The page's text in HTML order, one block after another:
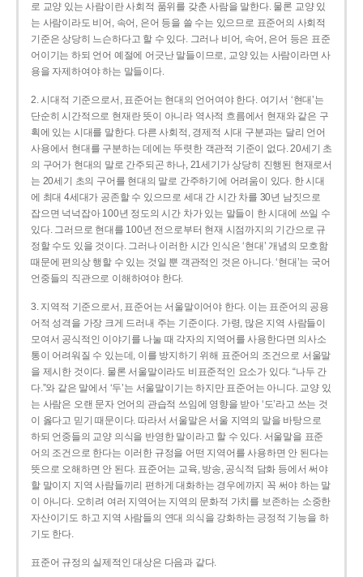
로 교양 있는 사람이란 사회적 품위를 갖춘 사람을 말한다. 물론 교양 있
는 사람이라도 비어, 속어, 은어 등을 쓸 수는 있으므로 표준어의 사회적
기준은 상당히 느슨하다고 할 수 있다. 그러나 비어, 속어, 은어 등은 표준
어이기는 하되 언어 예절에 어긋난 말들이므로, 교양 있는 사람이라면 사
용을 자제하여야 하는 말들이다.
2. 시대적 기준으로서, 표준어는 현대의 언어여야 한다. 여기서 ‘현대’는
단순히 시간적으로 현재란 뜻이 아니라 역사적 흐름에서 현재와 같은 구
획에 있는 시대를 말한다. 다른 사회적, 경제적 시대 구분과는 달리 언어
사용에서 현대를 구분하는 데에는 뚜렷한 객관적 기준이 없다. 20세기 초
의 구어가 현대의 말로 간주되곤 하나, 21세기가 상당히 진행된 현재로서
는 20세기 초의 구어를 현대의 말로 간주하기에 어려움이 있다. 한 시대
에 최대 4세대가 공존할 수 있으므로 세대 간 시간 차를 30년 남짓으로
잡으면 넉넉잡아 100년 정도의 시간 차가 있는 말들이 한 시대에 쓰일 수
있다. 그러므로 현대를 100년 전으로부터 현재 시점까지의 기간으로 규
정할 수도 있을 것이다. 그러나 이러한 시간 인식은 ‘현대’ 개념의 모호함
때문에 편의상 행할 수 있는 것일 뿐 객관적인 것은 아니다. ‘현대’는 국어
언중들의 직관으로 이해하여야 한다.
3. 지역적 기준으로서, 표준어는 서울말이어야 한다. 이는 표준어의 공용
어적 성격을 가장 크게 드러내 주는 기준이다. 가령, 많은 지역 사람들이
모여서 공식적인 이야기를 나눌 때 각자의 지역어를 사용한다면 의사소
통이 어려워질 수 있는데, 이를 방지하기 위해 표준어의 조건으로 서울말
을 제시한 것이다. 물론 서울말이라도 비표준적인 요소가 있다. “나두 간
다.”와 같은 말에서 ‘두’는 서울말이기는 하지만 표준어는 아니다. 교양 있
는 사람은 오랜 문자 언어의 관습적 쓰임에 영향을 받아 ‘도’라고 쓰는 것
이 옳다고 믿기 때문이다. 따라서 서울말은 서울 지역의 말을 바탕으로
하되 언중들의 교양 의식을 반영한 말이라고 할 수 있다. 서울말을 표준
어의 조건으로 한다는 이러한 규정을 어떤 지역어를 사용하면 안 된다는
뜻으로 오해하면 안 된다. 표준어는 교육, 방송, 공식적 담화 등에서 써야
할 말이지 지역 사람들끼리 편하게 대화하는 경우에까지 꼭 써야 하는 말
이 아니다. 오히려 여러 지역어는 지역의 문화적 가치를 보존하는 소중한
자산이기도 하고 지역 사람들의 연대 의식을 강화하는 긍정적 기능을 하
기도 한다.
표준어 규정의 실제적인 대상은 다음과 같다.